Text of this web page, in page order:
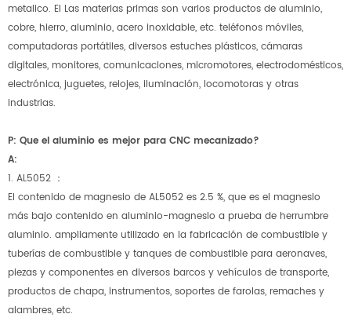
metalico. El Las materias primas son varios productos de aluminio,
cobre, hierro, aluminio, acero inoxidable, etc. teléfonos móviles,
computadoras portátiles, diversos estuches plásticos, cámaras
digitales, monitores, comunicaciones, micromotores, electrodomésticos,
electrónica, juguetes, relojes, iluminación, locomotoras y otras
industrias.
P: Que el aluminio es mejor para CNC mecanizado?
A:
1. AL5052 ：
El contenido de magnesio de AL5052 es 2.5 %, que es el magnesio
más bajo contenido en aluminio-magnesio a prueba de herrumbre
aluminio. ampliamente utilizado en la fabricación de combustible y
tuberías de combustible y tanques de combustible para aeronaves,
piezas y componentes en diversos barcos y vehículos de transporte,
productos de chapa, instrumentos, soportes de farolas, remaches y
alambres, etc.